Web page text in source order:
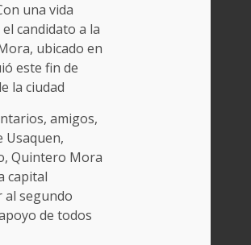
una vida
candidato a la
ubicado en
este fin de
la ciudad
amigos,
Usaquen,
Quintero Mora
capital
al segundo
de todos